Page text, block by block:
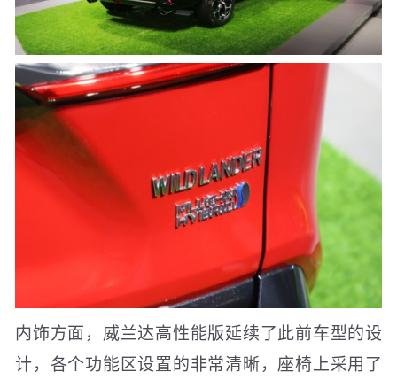
内饰方面，威兰达高性能版延续了此前车型的设
计，各个功能区设置的非常清晰，座椅上采用了